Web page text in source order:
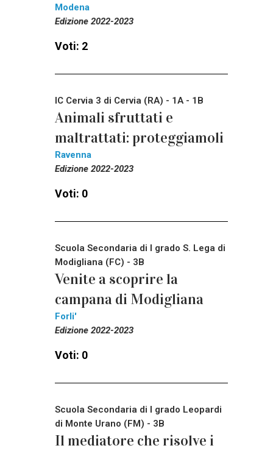
Modena
Edizione 2022-2023
Voti: 2
IC Cervia 3 di Cervia (RA) - 1A - 1B
Animali sfruttati e
maltrattati: proteggiamoli
Ravenna
Edizione 2022-2023
Voti: 0
Scuola Secondaria di I grado S. Lega di
Modigliana (FC) - 3B
Venite a scoprire la
campana di Modigliana
Forli'
Edizione 2022-2023
Voti: 0
Scuola Secondaria di I grado Leopardi
di Monte Urano (FM) - 3B
Il mediatore che risolve i